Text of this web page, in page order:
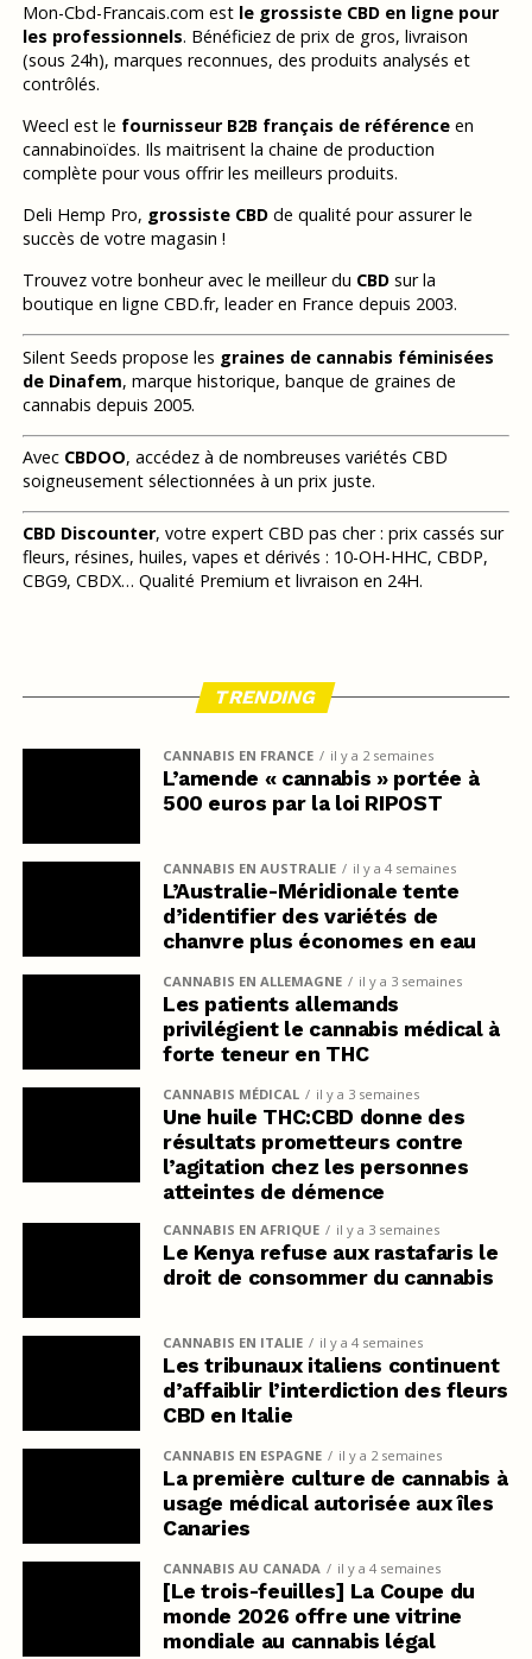
Mon-Cbd-Francais.com est le grossiste CBD en ligne pour
les professionnels. Bénéficiez de prix de gros, livraison
(sous 24h), marques reconnues, des produits analysés et
contrôlés.
Weecl est le fournisseur B2B français de référenceen
cannabinoïdes. Ils maitrisent la chaine de production
complète pour vous offrir les meilleurs produits.
Deli Hemp Pro, grossiste CBDde qualité pour assurer le
succès de votre magasin !
Trouvez votre bonheur avec le meilleur du CBDsur la
boutique en ligne CBD.fr, leader en France depuis 2003.
Silent Seeds propose les graines de cannabis féminisées
de Dinafem, marque historique, banque de graines de
cannabis depuis 2005.
Avec CBDOO, accédez à de nombreuses variétés CBD
soigneusement sélectionnées à un prix juste.
CBD Discounter, votre expert CBD pas cher : prix cassés sur
fleurs, résines, huiles, vapes et dérivés : 10-OH-HHC, CBDP,
CBG9, CBDX… Qualité Premium et livraison en 24H.
TRENDING
CANNABIS EN FRANCE il y a 2 semaines
L’amende « cannabis » portée à
500 euros par la loi RIPOST
CANNABIS EN AUSTRALIE il y a 4 semaines
L’Australie-Méridionale tente
d’identifier des variétés de
chanvre plus économes en eau
CANNABIS EN ALLEMAGNE il y a 3 semaines
Les patients allemands
privilégient le cannabis médical à
forte teneur en THC
CANNABIS MÉDICAL il y a 3 semaines
Une huile THC:CBD donne des
résultats prometteurs contre
l’agitation chez les personnes
atteintes de démence
CANNABIS EN AFRIQUE il y a 3 semaines
Le Kenya refuse aux rastafaris le
droit de consommer du cannabis
CANNABIS EN ITALIE il y a 4 semaines
Les tribunaux italiens continuent
d’affaiblir l’interdiction des fleurs
CBD en Italie
CANNABIS EN ESPAGNE il y a 2 semaines
La première culture de cannabis à
usage médical autorisée aux îles
Canaries
CANNABIS AU CANADA il y a 4 semaines
[Le trois-feuilles] La Coupe du
monde 2026 offre une vitrine
mondiale au cannabis légal